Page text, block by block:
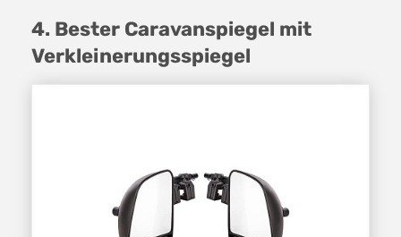
4. Bester Caravanspiegel mit
Verkleinerungsspiegel